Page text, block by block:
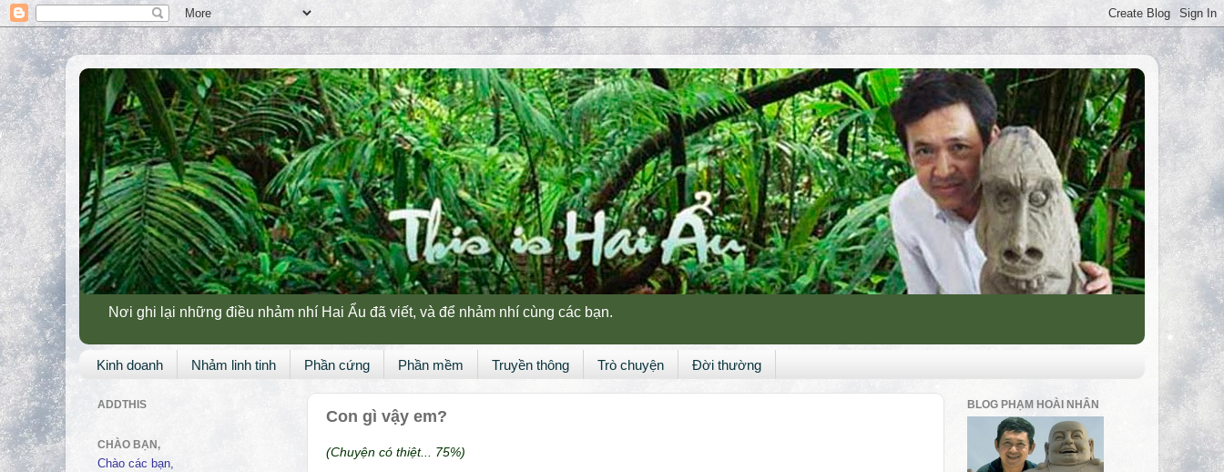
Nơi ghi lại những điều nhảm nhí Hai Ẩu đã viết, và để nhảm nhí cùng các bạn.
Kinh doanh Nhảm linh tinh Phần cứng Phần mềm Truyền thông Trò chuyện Đời thường
Con gì vậy em?
(Chuyện có thiệt... 75%)
ADDTHIS
CHÀO BẠN,
Chào các bạn,
BLOG PHẠM HOÀI NHÂN